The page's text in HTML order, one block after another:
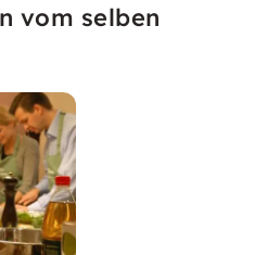
vom selben